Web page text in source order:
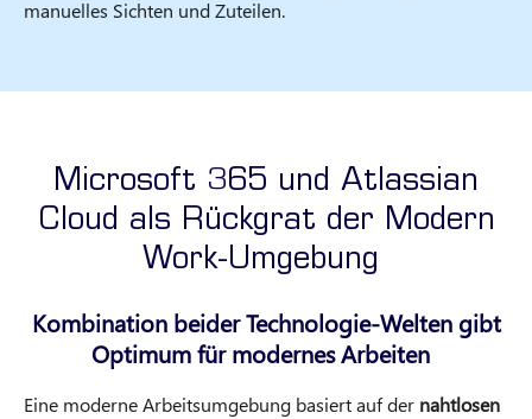
manuelles Sichten und Zuteilen.
Microsoft 365 und Atlassian
Cloud als Rückgrat der Modern
Work-Umgebung
Kombination beider Technologie-Welten gibt
Optimum für modernes Arbeiten
Eine moderne Arbeitsumgebung basiert auf der nahtlosen